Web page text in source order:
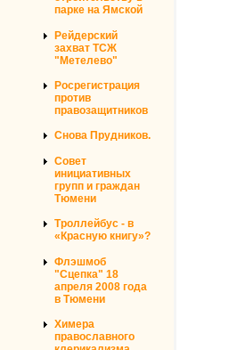
парке на Ямской
Рейдерский
захват ТСЖ
"Метелево"
Росрегистрация
против
правозащитников
Снова Прудников.
Совет
инициативных
групп и граждан
Тюмени
Троллейбус - в
«Красную книгу»?
Флэшмоб
"Сцепка" 18
апреля 2008 года
в Тюмени
Химера
православного